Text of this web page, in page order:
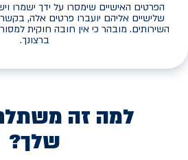
הפרטים האישיים שימסרו על ידך ישמרו
שלישיים אליהם יועברו פרטים אלה,
השירותים. מובהר כי אין חובה חוקית
ברצונך.
למה זה
שלך?